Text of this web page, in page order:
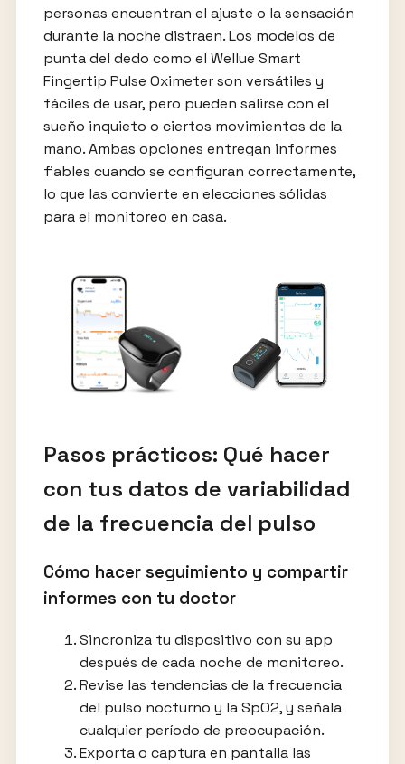
personas encuentran el ajuste o la sensación
durante la noche distraen. Los modelos de
punta del dedo como el Wellue Smart
Fingertip Pulse Oximeter son versátiles y
fáciles de usar, pero pueden salirse con el
sueño inquieto o ciertos movimientos de la
mano. Ambas opciones entregan informes
fiables cuando se configuran correctamente,
lo que las convierte en elecciones sólidas
para el monitoreo en casa.
Pasos prácticos: Qué hacer
con tus datos de variabilidad
de la frecuencia del pulso
Cómo hacer seguimiento y compartir
informes con tu doctor
Sincroniza tu dispositivo con su app
después de cada noche de monitoreo.
Revise las tendencias de la frecuencia
del pulso nocturno y la SpO2, y señala
cualquier período de preocupación.
Exporta o captura en pantalla las